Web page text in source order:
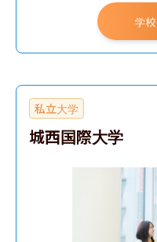
学
私立大学
城西国際大学